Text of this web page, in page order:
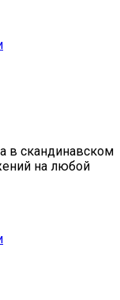
в скандинавском
на любой